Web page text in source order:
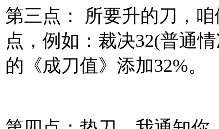
第三点： 所要升的刀，
点，例如：裁决32(普通
的《成刀值》添加32%。